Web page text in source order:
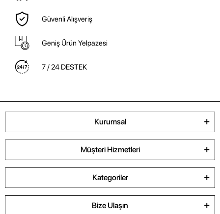
Güvenli Alışveriş
Geniş Ürün Yelpazesi
7 / 24 DESTEK
Kurumsal
Müşteri Hizmetleri
Kategoriler
Bize Ulaşın